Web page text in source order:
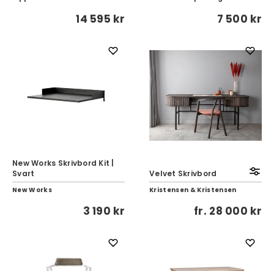
14 595 kr 7 500 kr
New Works Skrivbord Kit |
Svart
New Works
3 190 kr
Velvet Skrivbord
Kristensen & Kristensen
fr. 28 000 kr